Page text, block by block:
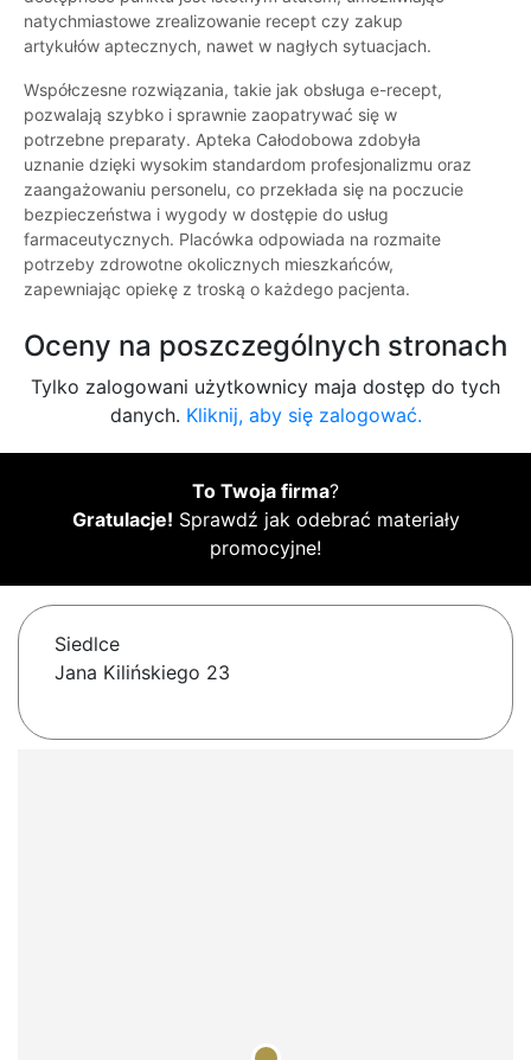
natychmiastowe zrealizowanie recept czy zakup
artykułów aptecznych, nawet w nagłych sytuacjach.
Współczesne rozwiązania, takie jak obsługa e-recept,
pozwalają szybko i sprawnie zaopatrywać się w
potrzebne preparaty. Apteka Całodobowa zdobyła
uznanie dzięki wysokim standardom profesjonalizmu oraz
zaangażowaniu personelu, co przekłada się na poczucie
bezpieczeństwa i wygody w dostępie do usług
farmaceutycznych. Placówka odpowiada na rozmaite
potrzeby zdrowotne okolicznych mieszkańców,
zapewniając opiekę z troską o każdego pacjenta.
Oceny na poszczególnych stronach
Tylko zalogowani użytkownicy maja dostęp do tych
danych. Kliknij, aby się zalogować.
To Twoja firma?
Gratulacje! Sprawdź jak odebrać materiały
promocyjne!
Siedlce
Jana Kilińskiego 23